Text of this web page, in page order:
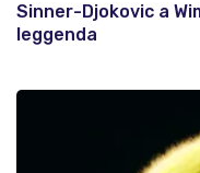
Sinner-Djokovic a
leggenda